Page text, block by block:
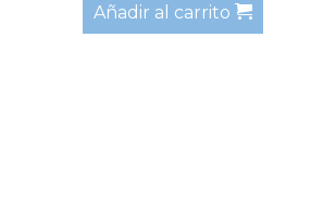
Añadir al carrito